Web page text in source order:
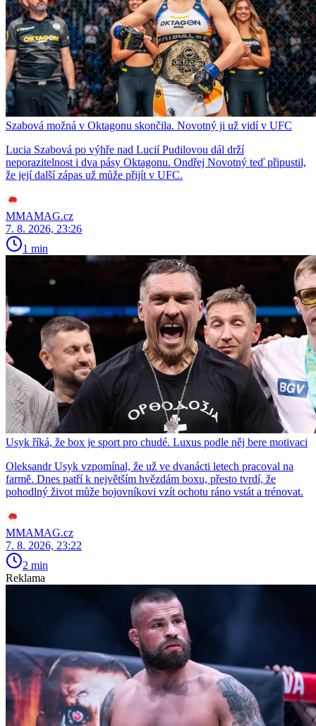
Szabová možná v Oktagonu skončila. Novotný ji už vidí v UFC
Lucia Szabová po výhře nad Lucií Pudilovou dál drží
neporazitelnost i dva pásy Oktagonu. Ondřej Novotný teď připustil,
že její další zápas už může přijít v UFC.
MMAMAG.cz
7. 8. 2026, 23:26
1 min
Usyk říká, že box je sport pro chudé. Luxus podle něj bere motivaci
Oleksandr Usyk vzpomínal, že už ve dvanácti letech pracoval na
farmě. Dnes patří k největším hvězdám boxu, přesto tvrdí, že
pohodlný život může bojovníkovi vzít ochotu ráno vstát a trénovat.
MMAMAG.cz
7. 8. 2026, 23:22
2 min
Reklama